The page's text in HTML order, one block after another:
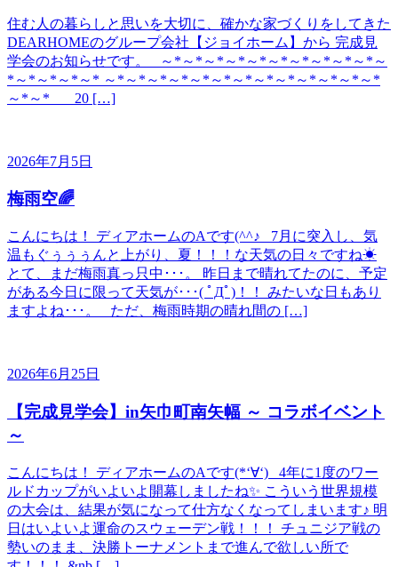
住む人の暮らしと思いを大切に、確かな家づくりをしてきた
DEARHOMEのグループ会社【ジョイホーム】から 完成見
学会のお知らせです。 ～*～*～*～*～*～*～*～*～*～*～
*～*～*～*～* ～*～*～*～*～*～*～*～*～*～*～*～*～*
～*～* 20 […]
2026年7月5日
梅雨空🌈
こんにちは！ ディアホームのAです(^^♪ 7月に突入し、気
温もぐぅぅぅんと上がり、夏！！！な天気の日々ですね☀
とて、まだ梅雨真っ只中･･･。 昨日まで晴れてたのに、予定
がある今日に限って天気が･･･( ﾟДﾟ)！！ みたいな日もあり
ますよね･･･。 ただ、梅雨時期の晴れ間の […]
2026年6月25日
【完成見学会】in矢巾町南矢幅 ～ コラボイベント
～
こんにちは！ ディアホームのAです(*‘∀‘) 4年に1度のワー
ルドカップがいよいよ開幕しましたね✨ こういう世界規模
の大会は、結果が気になって仕方なくなってしまいます♪ 明
日はいよいよ運命のスウェーデン戦！！！ チュニジア戦の
勢いのまま、決勝トーナメントまで進んで欲しい所で